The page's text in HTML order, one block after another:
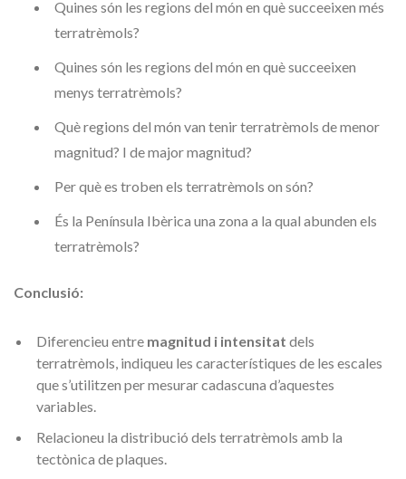
Quines són les regions del món en què succeeixen més
terratrèmols?
Quines són les regions del món en què succeeixen
menys terratrèmols?
Què regions del món van tenir terratrèmols de menor
magnitud? I de major magnitud?
Per què es troben els terratrèmols on són?
És la Península Ibèrica una zona a la qual abunden els
terratrèmols?
Conclusió:
Diferencieu entre magnitud i intensitat dels
terratrèmols, indiqueu les característiques de les escales
que s’utilitzen per mesurar cadascuna d’aquestes
variables.
Relacioneu la distribució dels terratrèmols amb la
tectònica de plaques.